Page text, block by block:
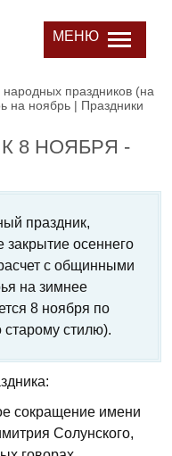
МЕНЮ
праздников (на
на ноябрь | Праздники
8 НОЯБРЯ -
праздник,
осеннего
с общинными
на зимнее
8 ноября по
старому стилю).
сокращение имени
Солунского,